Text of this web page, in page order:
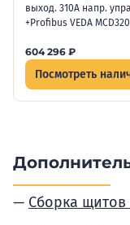
выход. 310А напр.
+Profibus VEDA
604 296 ₽
Посмотреть
Сборка щитов